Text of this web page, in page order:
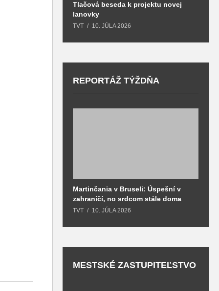
Tlačová beseda k projektu novej
lanovky
TVT 10. JÚLA 2026
REPORTÁŽ TÝŽDŇA
Martinčania v Bruseli: Úspešní v
zahraničí, no srdcom stále doma
TVT 10. JÚLA 2026
MESTSKÉ ZASTUPITEĽSTVO